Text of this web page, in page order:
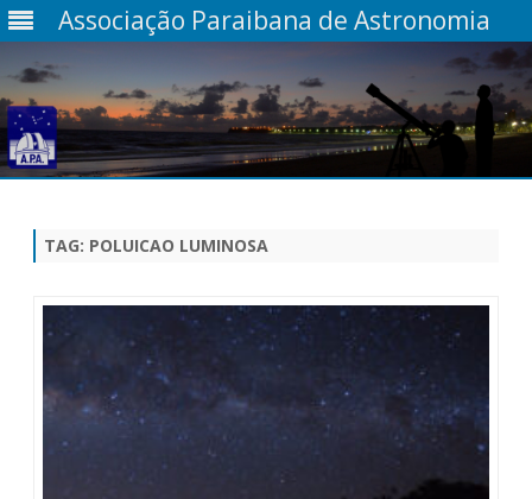
Associação Paraibana de Astronomia
TAG: POLUICAO LUMINOSA